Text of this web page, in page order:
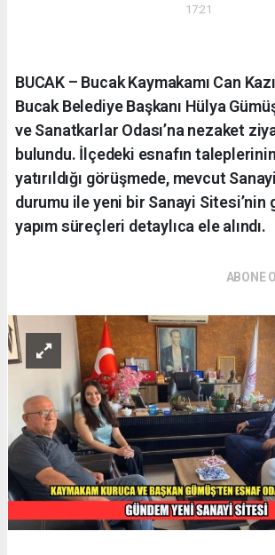
17:21
BUCAK – Bucak Kaymakamı Can
Bucak Belediye Başkanı Hülya
ve Sanatkarlar Odası’na nezaket
bulundu. İlçedeki esnafın
yatırıldığı görüşmede, mevcut
durumu ile yeni bir Sanayi Sitesi’nin
yapım süreçleri detaylıca ele alındı.
ABONE